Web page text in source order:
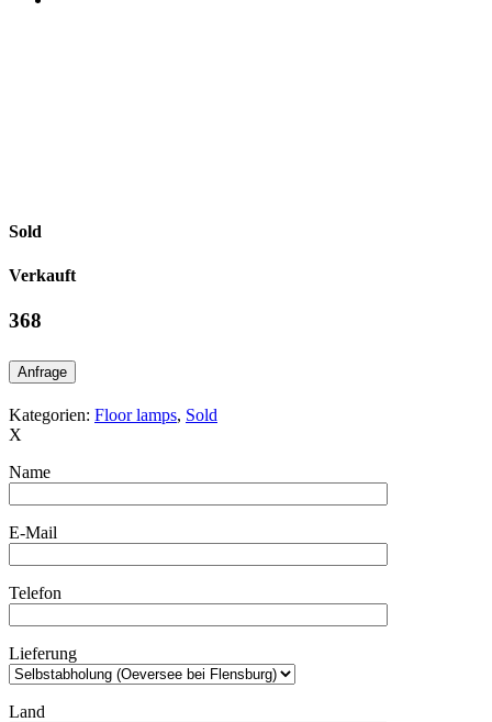
Sold
Verkauft
368
Anfrage
Kategorien: Floor lamps, Sold
X
Name
E-Mail
Telefon
Lieferung
Land